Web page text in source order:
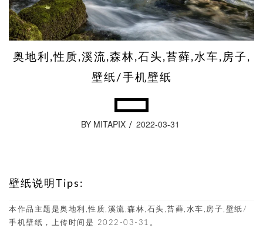
奥地利,性质,溪流,森林,石头,苔藓,水车,房子,
壁纸/手机壁纸
BY MITAPIX 2022-03-31
壁纸说明Tips:
本作品主题是奥地利,性质,溪流,森林,石头,苔藓,水车,房子,壁纸/
手机壁纸，上传时间是 2022-03-31。